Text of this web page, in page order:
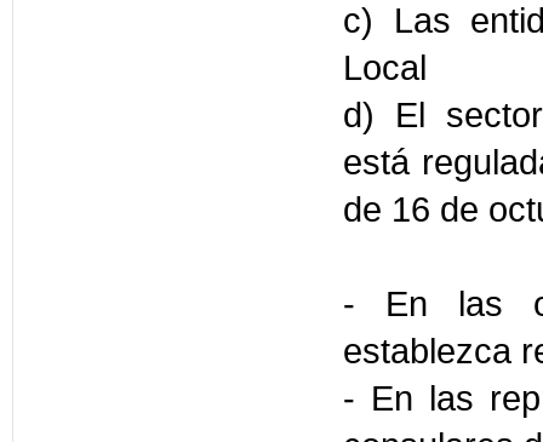
c) Las
Local
d) El
está
de 16 de
- En las
establezca
- En las